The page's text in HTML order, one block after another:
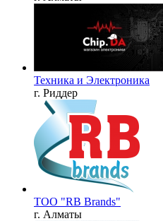
Техника и Электроника
г. Риддер
ТОО "RB Brands"
г. Алматы